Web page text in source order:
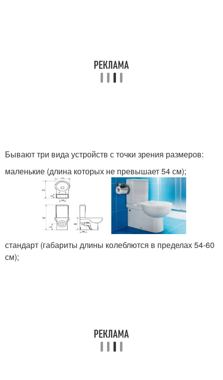
Бывают три вида устройств с точки зрения размеров:
маленькие (длина которых не превышает 54 см);
стандарт (габариты длины колеблются в пределах 54-60
см);